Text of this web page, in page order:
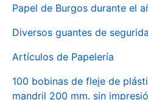
Papel de Burgos durante el
Diversos guantes de
Artículos de Papelería
100 bobinas de fleje de
mandril 200 mm. sin